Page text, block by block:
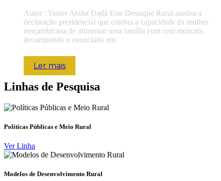
Autor : Yasser Arafat Dadá Este Destaque Rural analisa a
declaração presidencial que celebra a capacidade da mulher
moçambicana de alimentar uma família com cem meticais,
decompondo o enunciado em
Ler mais
Linhas de Pesquisa
Políticas Públicas e Meio Rural
Ver Linha
Modelos de Desenvolvimento Rural